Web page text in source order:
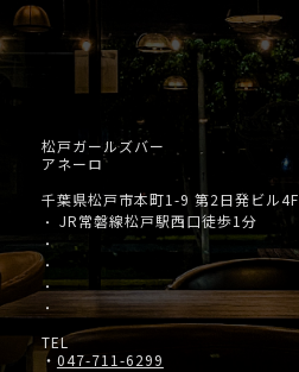
松戸ガールズバー
アネーロ
千葉県松戸市本町1-9 第2日発ビル4F
・ JR常磐線松戸駅西口徒歩1分
・
・
・
・
TEL
・ 047-711-6299